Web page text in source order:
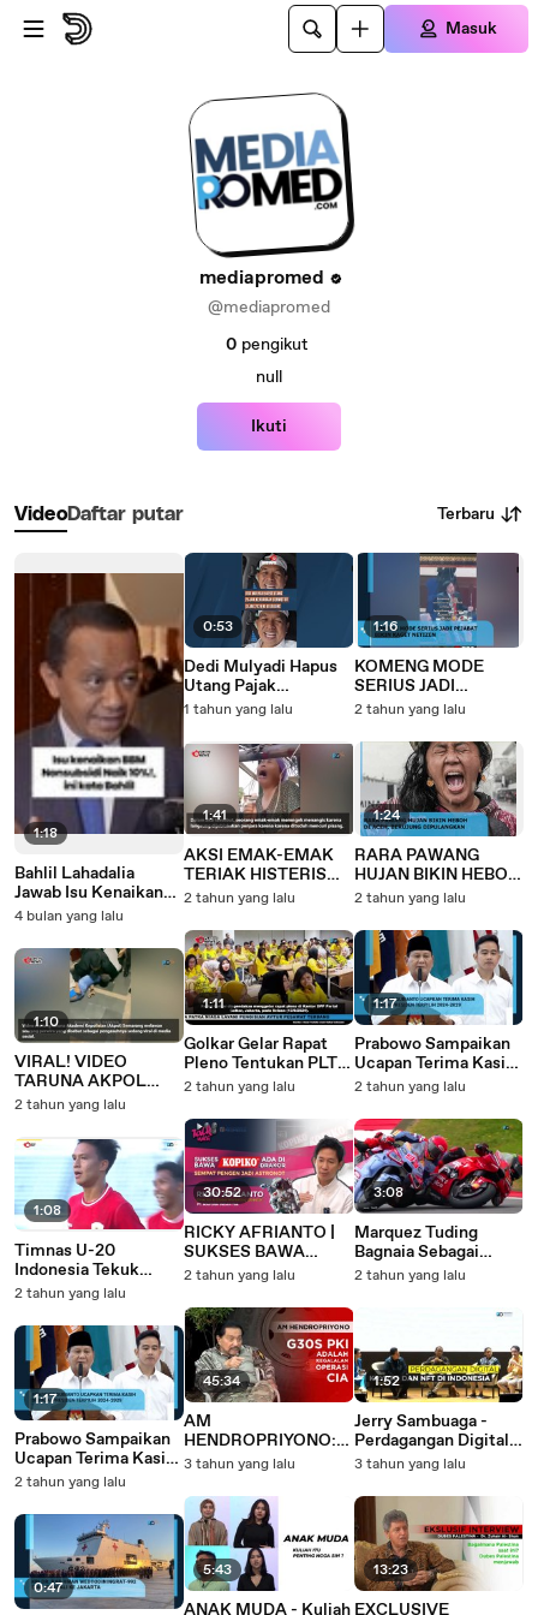
Lewatkan ke konten utama
Masuk
mediapromed
@mediapromed
0 pengikut
null
Ikuti
VideoDaftar putar Terbaru
1:18
Bahlil Lahadalia
Jawab Isu Kenaikan
Harga BBM Non-
2026
4 bulan yang lalu
1:10
VIRAL! VIDEO
TARUNA AKPOL
MELAWAN
LAPTOP DIPERIKSA
2 tahun yang lalu
1:08
Timnas U-20
Indonesia Tekuk
Argentina
2 tahun yang lalu
1:17
Prabowo Sampaikan
Ucapan Terima Kasih
Sebagai Presiden
2 tahun yang lalu
0:47
0:53
Dedi Mulyadi Hapus
Utang Pajak
Kendaraan Bermotor
1 tahun yang lalu
1:41
AKSI EMAK-EMAK
TERIAK HISTERIS
MASUK JERUJI
MENCURI PISANG
2 tahun yang lalu
1:11
Golkar Gelar Rapat
Pleno Tentukan PLT
Ketua Umum
2 tahun yang lalu
30:52
RICKY AFRIANTO |
SUKSES BAWA
MASUK KOPIKO KE
2 tahun yang lalu
45:34
AM
HENDROPRIYONO:
G30S PKI ADALAH
OPERASI CIA
3 tahun yang lalu
5:43
ANAK MUDA - Kuliah
1:16
KOMENG MODE
SERIUS JADI
PEJABAT BIKIN
2 tahun yang lalu
1:24
RARA PAWANG
HUJAN BIKIN HEBOH
DI ACEH, BERUJUNG
2 tahun yang lalu
1:17
Prabowo Sampaikan
Ucapan Terima Kasih
Sebagai Presiden
2 tahun yang lalu
3:08
Marquez Tuding
Bagnaia Sebagai
Biang Kerok Insiden
2 tahun yang lalu
1:52
Jerry Sambuaga -
Perdagangan Digital
Krypto dan NFT di
3 tahun yang lalu
13:23
EXCLUSIVE